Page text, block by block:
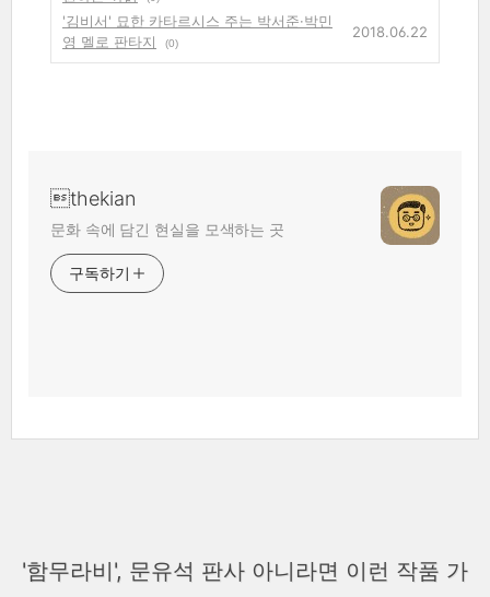
'김비서' 묘한 카타르시스 주는 박서준·박민
영 멜로 판타지
(0)
2018.06.22
thekian
문화 속에 담긴 현실을 모색하는 곳
구독하기
'함무라비', 문유석 판사 아니라면 이런 작품 가